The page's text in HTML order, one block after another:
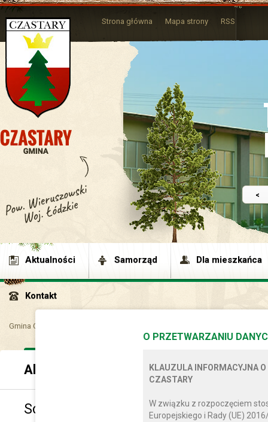
<
Strona główna Mapa strony RSS
Aktualności Samorząd Dla mieszkańca
Kontakt
Gmina Czastary
Aktualności
Sołectwo na plus (2024)
O PRZETWARZANIU
KLAUZULA INFORMACYJNA
CZASTARY
W związku z rozpoczęciem
Europejskiego i Rady (UE)